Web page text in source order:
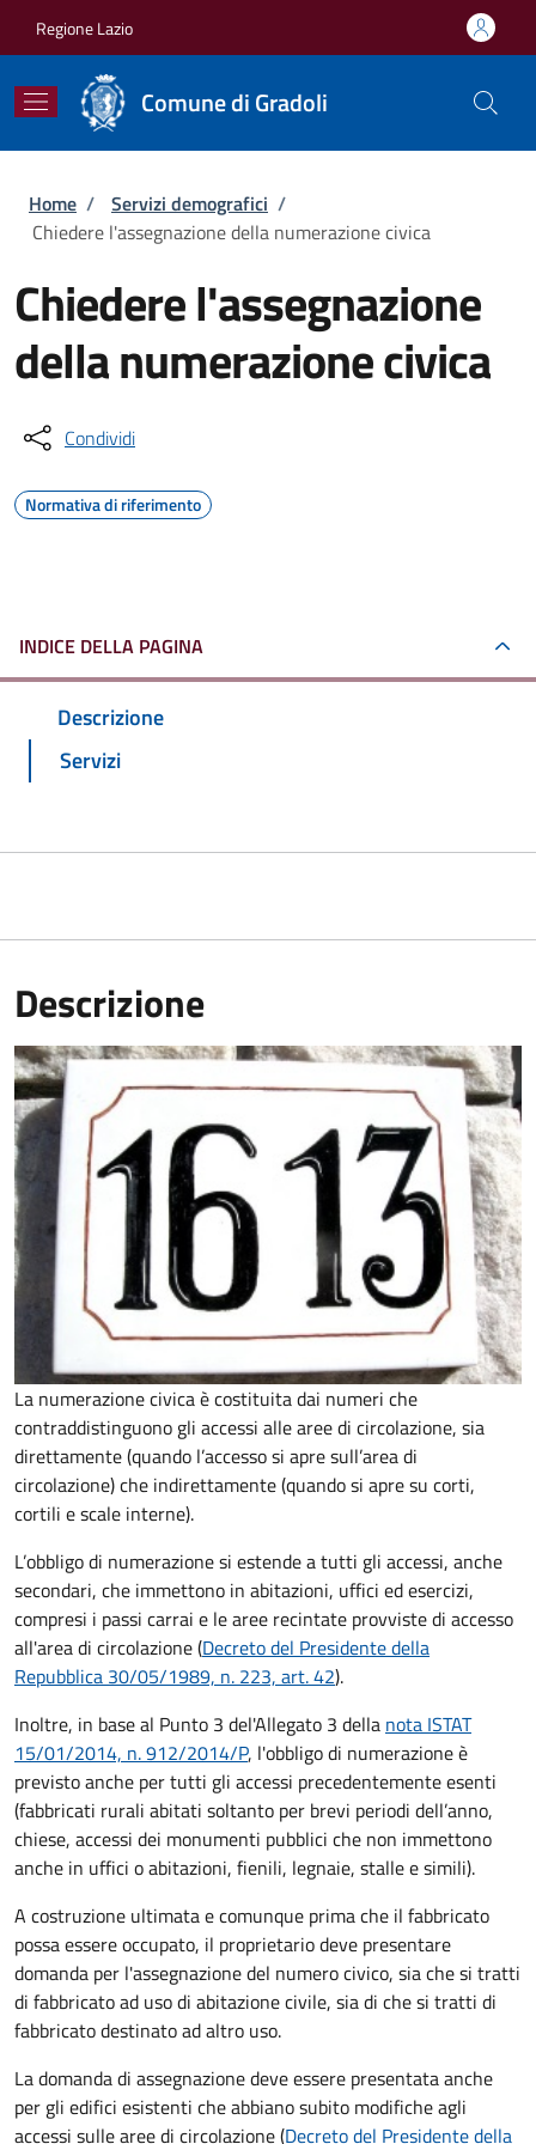
Regione Lazio
Comune di Gradoli
Briciole di pane
Home / Servizi demografici /
Chiedere l'assegnazione della numerazione civica
Chiedere l'assegnazione
della numerazione civica
Condividi
Normativa di riferimento
INDICE DELLA PAGINA
Descrizione
Servizi
Descrizione
La numerazione civica è costituita dai numeri che
contraddistinguono gli accessi alle aree di circolazione, sia
direttamente (quando l’accesso si apre sull’area di
circolazione) che indirettamente (quando si apre su corti,
cortili e scale interne).
L’obbligo di numerazione si estende a tutti gli accessi, anche
secondari, che immettono in abitazioni, uffici ed esercizi,
compresi i passi carrai e le aree recintate provviste di accesso
all'area di circolazione (Decreto del Presidente della
Repubblica 30/05/1989, n. 223, art. 42).
Inoltre, in base al Punto 3 del'Allegato 3 della nota ISTAT
15/01/2014, n. 912/2014/P, l'obbligo di numerazione è
previsto anche per tutti gli accessi precedentemente esenti
(fabbricati rurali abitati soltanto per brevi periodi dell’anno,
chiese, accessi dei monumenti pubblici che non immettono
anche in uffici o abitazioni, fienili, legnaie, stalle e simili).
A costruzione ultimata e comunque prima che il fabbricato
possa essere occupato, il proprietario deve presentare
domanda per l'assegnazione del numero civico, sia che si tratti
di fabbricato ad uso di abitazione civile, sia di che si tratti di
fabbricato destinato ad altro uso.
La domanda di assegnazione deve essere presentata anche
per gli edifici esistenti che abbiano subito modifiche agli
accessi sulle aree di circolazione (Decreto del Presidente della